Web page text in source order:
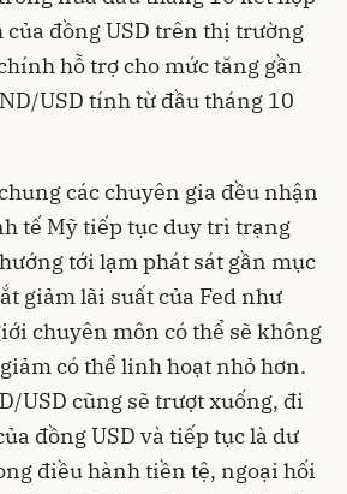
đồng USD trên thị trường
hỗ trợ cho mức tăng gần
USD tính từ đầu tháng 10
các chuyên gia đều nhận
tế Mỹ tiếp tục duy trì trạng
tới lạm phát sát gần mục
giảm lãi suất của Fed như
chuyên môn có thể sẽ không
có thể linh hoạt nhỏ hơn.
USD cũng sẽ trượt xuống, đi
đồng USD và tiếp tục là dư
điều hành tiền tệ, ngoại hối